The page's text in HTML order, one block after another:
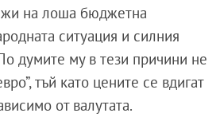
на лоша бюджетна
ситуация и силния
думите му в тези причини не
тъй като цените се вдигат
от валутата.